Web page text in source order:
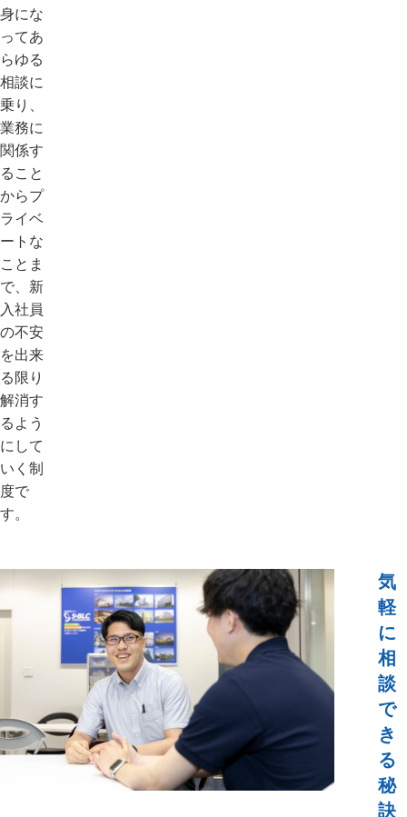
身にな
ってあ
らゆる
相談に
乗り、
業務に
関係す
ること
からプ
ライベ
ートな
ことま
で、新
入社員
の不安
を出来
る限り
解消す
るよう
にして
いく制
度で
す。
気
軽
に
相
談
で
き
る
秘
訣